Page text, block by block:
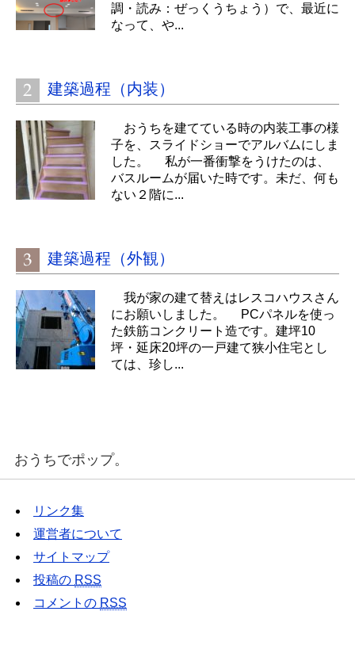
調・読み：ぜっくうちょう）で、最近に
なって、や...
建築過程（内装）
おうちを建てている時の内装工事の様
子を、スライドショーでアルバムにしま
した。 私が一番衝撃をうけたのは、
バスルームが届いた時です。未だ、何も
ない２階に...
建築過程（外観）
我が家の建て替えはレスコハウスさん
にお願いしました。 PCパネルを使っ
た鉄筋コンクリート造です。建坪10
坪・延床20坪の一戸建て狭小住宅とし
ては、珍し...
おうちでポップ。
リンク集
運営者について
サイトマップ
投稿の RSS
コメントの RSS